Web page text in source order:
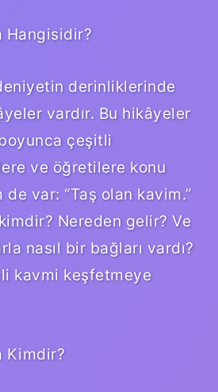
Hangisidir?
derinliklerinde
vardır. Bu hikâyeler
çeşitli
ve öğretilere konu
var: “Taş olan kavim.”
Nereden gelir? Ve
nasıl bir bağları vardı?
kavmi keşfetmeye
Kimdir?